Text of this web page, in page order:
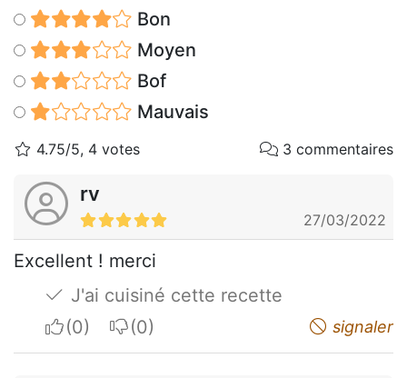
Bon
Moyen
Bof
Mauvais
4.75/5, 4 votes 3 commentaires
rv
27/03/2022
Excellent ! merci
J'ai cuisiné cette recette
I apreciateI do not appreciate signaler